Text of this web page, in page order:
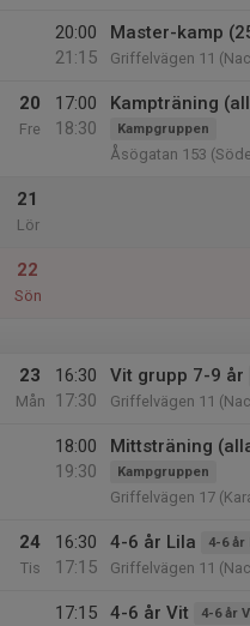
20:00
21:15
Master-kamp
Griffelvägen 11
20
Fre
17:00
18:30
Kampträning
Kampgruppen
Åsögatan 153
21
Lör
22
Sön
23
Mån
16:30
17:30
Vit grupp 7-9 år
Griffelvägen 11
18:00
19:30
Mittsträning
Kampgruppen
Griffelvägen 17
24
Tis
16:30
17:15
4-6 år Lila 4-6 år
Griffelvägen 11
17:15
4-6 år Vit 4-6 år